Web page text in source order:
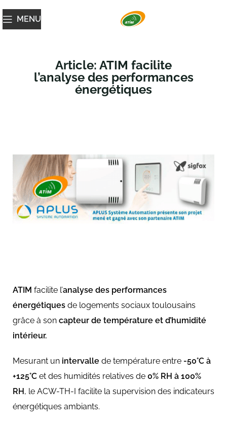
MENU
Article: ATIM facilite
l’analyse des performances
énergétiques
ATIM facilite l’analyse des performances
énergétiques de logements sociaux toulousains
grâce à son capteur de température et d’humidité
intérieur.
Mesurant un intervalle de température entre -50°C à
+125°C et des humidités relatives de 0% RH à 100%
RH, le ACW-TH-I facilite la supervision des indicateurs
énergétiques ambiants.